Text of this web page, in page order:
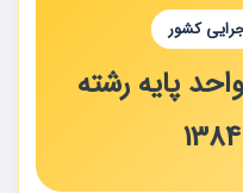
کشور
پایه رشته